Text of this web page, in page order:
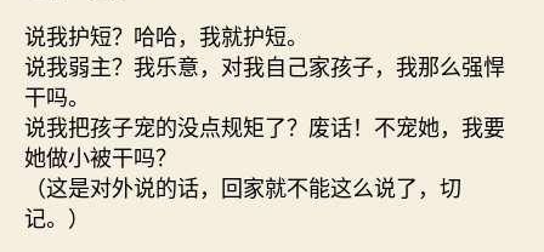
说我护短？哈哈，我就护短。
说我弱主？我乐意，对我自己家孩子，我那么强悍
干吗。
说我把孩子宠的没点规矩了？废话！不宠她，我要
她做小被干吗？
（这是对外说的话，回家就不能这么说了，切
记。）